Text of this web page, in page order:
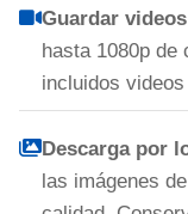
Guardar
hasta 1080p de
incluidos
Descarga por
las imágenes